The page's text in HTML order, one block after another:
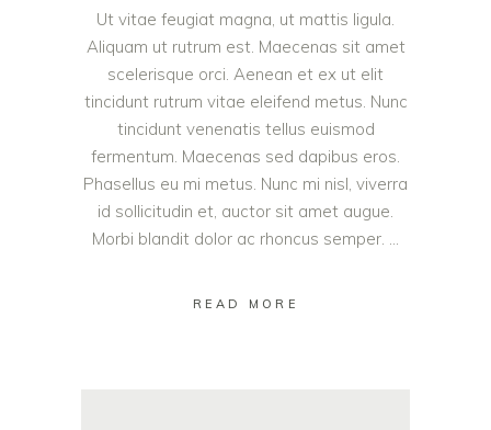
Ut vitae feugiat magna, ut mattis ligula.
Aliquam ut rutrum est. Maecenas sit amet
scelerisque orci. Aenean et ex ut elit
tincidunt rutrum vitae eleifend metus. Nunc
tincidunt venenatis tellus euismod
fermentum. Maecenas sed dapibus eros.
Phasellus eu mi metus. Nunc mi nisl, viverra
id sollicitudin et, auctor sit amet augue.
Morbi blandit dolor ac rhoncus semper.
READ MORE